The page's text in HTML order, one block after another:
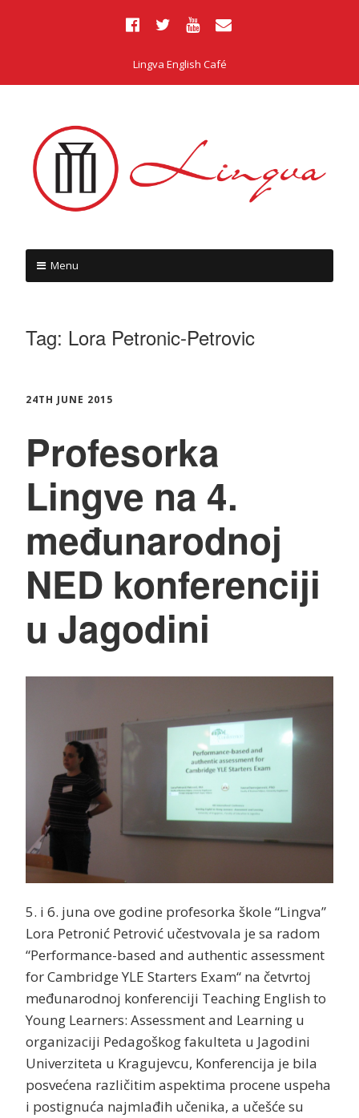
Lingva English Café
Menu
Tag: Lora Petronic-Petrovic
24TH JUNE 2015
Profesorka
Lingve na 4.
međunarodnoj
NED konferenciji
u Jagodini
5. i 6. juna ove godine profesorka škole “Lingva”
Lora Petronić Petrović učestvovala je sa radom
“Performance-based and authentic assessment
for Cambridge YLE Starters Exam“ na četvrtoj
međunarodnoj konferenciji Teaching English to
Young Learners: Assessment and Learning u
organizaciji Pedagoškog fakulteta u Jagodini
Univerziteta u Kragujevcu, Konferencija je bila
posvećena različitim aspektima procene uspeha
i postignuća najmlađih učenika, a učešće su